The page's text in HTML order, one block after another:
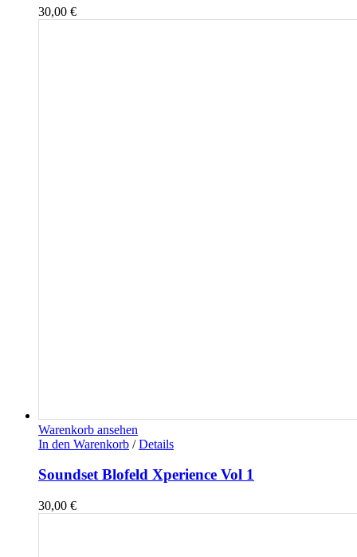
30,00 €
Warenkorb ansehen
In den Warenkorb / Details
Soundset Blofeld Xperience Vol 1
30,00 €